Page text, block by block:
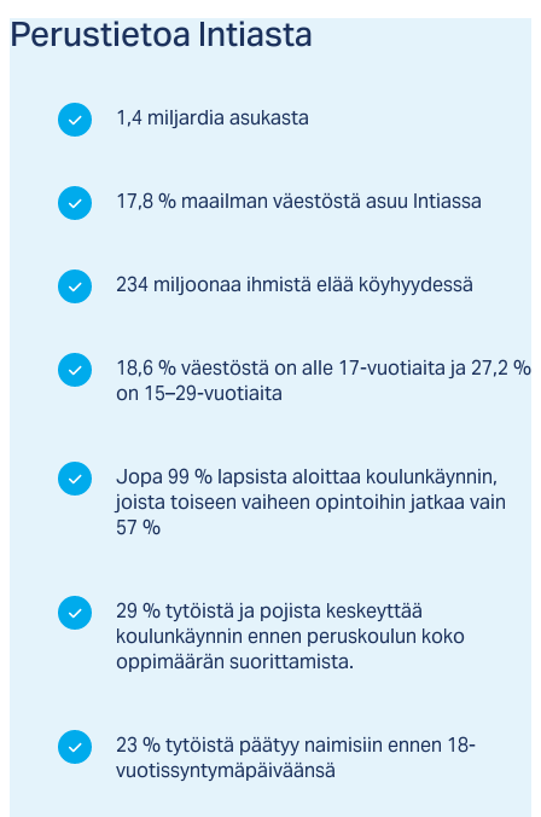
Pe­rus­tie­toa In­tias­ta
1,4 miljardia asukasta
17,8 % maailman väestöstä asuu Intiassa
234 miljoonaa ihmistä elää köyhyydessä
18,6 % väestöstä on alle 17-vuotiaita ja 27,2 %
on 15–29-vuotiaita
Jopa 99 % lapsista aloittaa koulunkäynnin,
joista toiseen vaiheen opintoihin jatkaa vain
57 %
29 % tytöistä ja pojista keskeyttää
koulunkäynnin ennen peruskoulun koko
oppimäärän suorittamista.
23 % tytöistä päätyy naimisiin ennen 18-
vuotissyntymäpäiväänsä